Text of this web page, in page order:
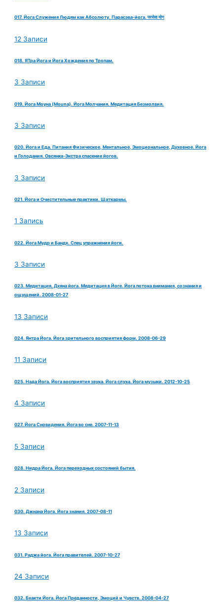
017. Йога Служения Людям как Абсолюту. Парасэва-йога. परसेवा योग
12 Записи
018. ЯТра Йога и Йога Хождения по Тропам.
3 Записи
019. Йога Моуна (Mouna). Йога Молчания. Медитация Безмолвия.
3 Записи
020. Йога и Еда. Питания Физическое, Ментальное, Эмоциональное, Духовное. Йога
и Голодания. Овсянка-Экстра спасение йогов.
3 Записи
021. Йога и Очистительные практики. Шаткармы.
1 Запись
022. Йога Мудр и Бандх. Спец упражнения йоги.
3 Записи
023. Медитация. Дхяна йога. Медитация в Йоге. Йога потока внимания, сознания и
ощущений. 2008-01-27
13 Записи
024. Янтра Йога. Йога зрительного восприятия форм. 2008-06-29
11 Записи
025. Нада Йога. Йога восприятия звука. Йога слуха. Йога музыки. 2012-10-25
4 Записи
027. Йога Сновидения. Йога во сне. 2007-11-13
5 Записи
028. Нидра Йога. Йога переходных состояний бытия.
2 Записи
030. Джнана Йога. Йога знания. 2007-08-11
13 Записи
031. Раджа йога. Йога правителей. 2007-10-27
24 Записи
032. Бхакти Йога. Йога Преданности, Эмоций и Чувств. 2008-04-27